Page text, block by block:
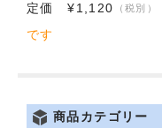
定価 ¥1,120 （税別）
です
商品カテゴリー